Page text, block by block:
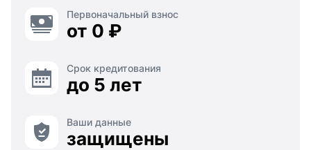
Первоначальный взнос
от 0 ₽
Срок кредитования
до 5 лет
Ваши данные
защищены